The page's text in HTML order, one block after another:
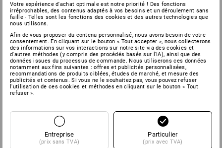
Votre expérience d'achat optimale est notre priorité ! Des fonctions
irréprochables, des contenus adaptés à vos besoins et un déroulement sans
faille - Telles sont les fonctions des cookies et des autres technologies que
nous utilisons.
Afin de vous proposer du contenu personnalisé, nous avons besoin de votre
consentement. En cliquant sur le bouton « Tout accepter », nous collecterons
des informations sur vos interactions sur notre site via des cookies et
d'autres méthodes (y compris des procédés basés sur l'IA), ainsi que des
données issues du processus de commande. Nous utiliserons ces données
notamment aux fins suivantes : offres et publicités personnalisées,
recommandations de produits ciblées, études de marché, et mesure des
publicités et contenus. Si vous ne le souhaitez pas, vous pouvez refuser
l'utilisation de ces cookies et méthodes en cliquant sur le bouton « Tout
refuser ».
Entreprise
(prix sans TVA)
Particulier
(prix avec TVA)